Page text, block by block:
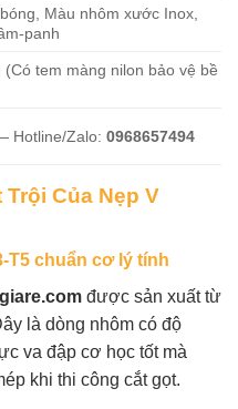
Màu nhôm xước Inox,
panh
(Có tem màng nilon bảo vệ bề
Hotline/Zalo:0968657494
Của Nẹp V
T5 chuẩn cơ lý tính
được sản xuất từ
là dòng nhôm có độ
va đập cơ học tốt mà
khi thi công cắt gọt.